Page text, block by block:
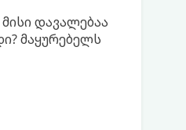
დავალებაა
მაყურებელს